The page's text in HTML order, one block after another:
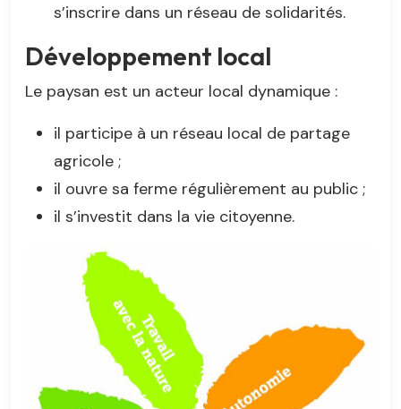
s’inscrire dans un réseau de solidarités.
Développement local
Le paysan est un acteur local dynamique :
il participe à un réseau local de partage
agricole ;
il ouvre sa ferme régulièrement au public ;
il s’investit dans la vie citoyenne.